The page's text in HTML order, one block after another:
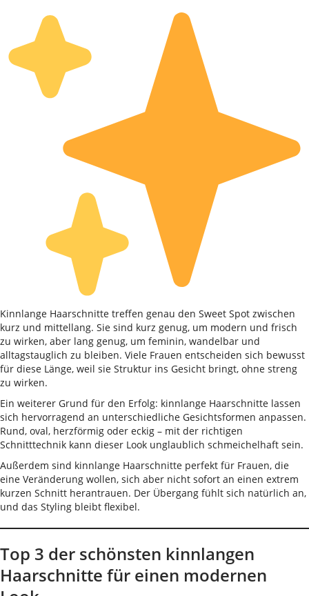
Kinnlange Haarschnitte treffen genau den Sweet Spot zwischen
kurz und mittellang. Sie sind kurz genug, um modern und frisch
zu wirken, aber lang genug, um feminin, wandelbar und
alltagstauglich zu bleiben. Viele Frauen entscheiden sich bewusst
für diese Länge, weil sie Struktur ins Gesicht bringt, ohne streng
zu wirken.
Ein weiterer Grund für den Erfolg: kinnlange Haarschnitte lassen
sich hervorragend an unterschiedliche Gesichtsformen anpassen.
Rund, oval, herzförmig oder eckig – mit der richtigen
Schnitttechnik kann dieser Look unglaublich schmeichelhaft sein.
Außerdem sind kinnlange Haarschnitte perfekt für Frauen, die
eine Veränderung wollen, sich aber nicht sofort an einen extrem
kurzen Schnitt herantrauen. Der Übergang fühlt sich natürlich an,
und das Styling bleibt flexibel.
Top 3 der schönsten kinnlangen
Haarschnitte für einen modernen